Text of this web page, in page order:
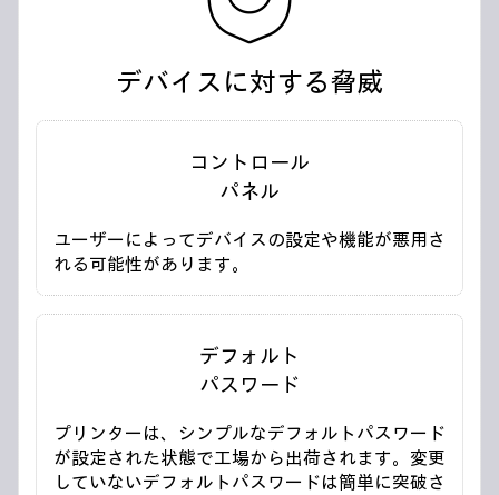
デバイスに対する脅威
コントロール
パネル
ユーザーによってデバイスの設定や機能が悪用さ
れる可能性があります。
デフォルト
パスワード
プリンターは、シンプルなデフォルトパスワード
が設定された状態で工場から出荷されます。変更
していないデフォルトパスワードは簡単に突破さ